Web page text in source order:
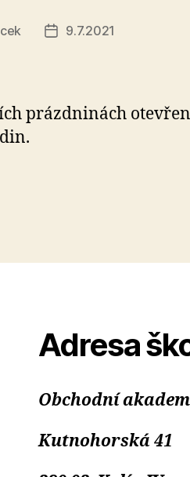
Datum
9.7.2021
prázdninách
Adresa
Obchodní
Kutnohorská 41